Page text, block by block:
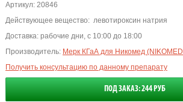
Артикул:20846
Действующее вещество: левотироксин натрия
Доставка: рабочие дни, с 10:00 до 18:00
Производитель: Мерк КГаА для Никомед
Получить консультацию по данному препарату
ПОД ЗАКАЗ: 244 РУБ